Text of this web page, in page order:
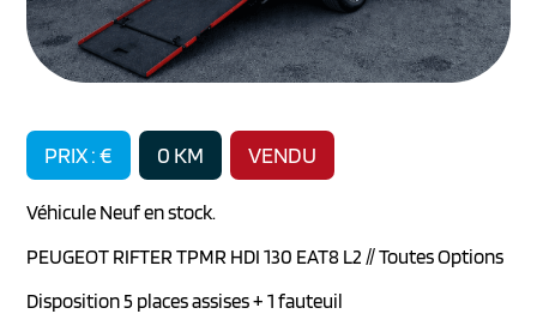
PRIX : € 0 KM VENDU
Véhicule Neuf en stock.
PEUGEOT RIFTER TPMR HDI 130 EAT8 L2 // Toutes Options
Disposition 5 places assises + 1 fauteuil